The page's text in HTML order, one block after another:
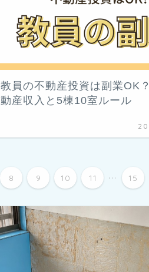
教員の不動産投資は副業OK
動産収入と5棟10室ルール
8 9 10 11 ... 15